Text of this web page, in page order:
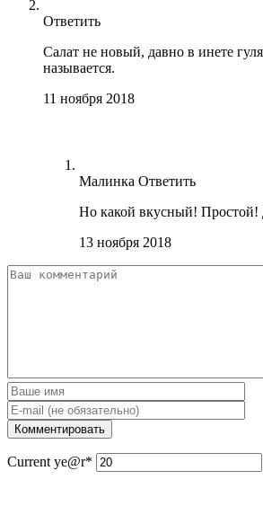
Ответить
Салат не новый, давно в инете
называется.
11 ноября 2018
Малинка Ответить
Но какой вкусный!
13 ноября 2018
Current ye@r*